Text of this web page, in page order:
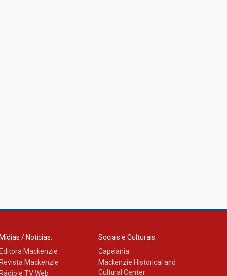
Mídias / Notícias:
Editora Mackenzie
Revista Mackenzie
Rádio e TV Web
Sociais e Culturais:
Capelania
Mackenzie Historical and
Cultural Center